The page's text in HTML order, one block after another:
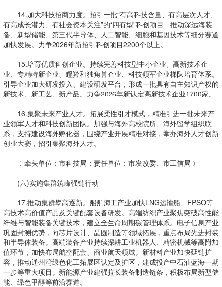
14.加大科技招商力度。招引一批“有高科技含量、有高层次人才、
有高成长潜力、有社会资本关注”的“四有型”科创项目，推动深远海装
备、新型储能、第三代半导体、人工智能、细胞和基因技术等细分赛道
加快发展。力争2026年新招引科创项目2200个以上。
15.培育优质科创企业。持续完善科技型中小企业、高新技术企
业、专精特新企业、瞪羚和独角兽企业、科技领军企业梯队培育体系。
引导企业加大研发投入、建设研发平台，形成一批具有自主知识产权的
新技术、新工艺、新产品。力争2026年新认定高新技术企业1700家。
16.集聚未来产业人才。拓展柔性引才模式，精准引进一批未来产
业领军人才和科技创新团队。加强与海外高校院所、海外留学组织联
系，支持建设海外孵化器，围绕产业开展精准对接，举办海外人才创新
创业大赛，招引集聚海外人才。
﹝牵头单位：市科技局；责任单位：市发改委、市工信局﹞
(六)实施集群筑峰强链行动
17.推动集群攀高逐新。船舶海工产业加快LNG运输船、FPSO等
高技术高价值产品及关键配套设备研发。高端纺织产业聚焦突破高性能
纤维与智能装备关键技术，建立全生命周期碳管理体系。电子信息产业
巩固封测优势，向芯片设计、晶圆制造等领域拓展，重点布局先进封装
和半导体装备。高端装备产业持续深耕工业机器人、精密机械等高附加
值环节，加快布局航空配套、商业航天领域。新材料产业加快延链扩
容，推动通州湾绿色化工拓展区认定及扩区，建成投产中石油蓝海一期
一步等重大项目。新能源产业建强拉长装备制造链条，积极布局新型储
能、绿色甲醇等前沿赛道。